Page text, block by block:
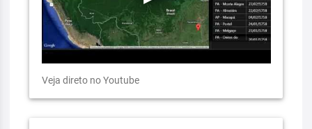
Veja direto no Youtube